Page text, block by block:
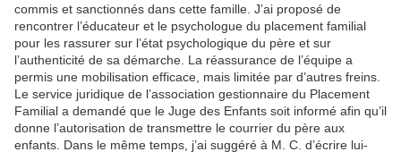
commis et sanctionnés dans cette famille. J’ai proposé de
rencontrer l’éducateur et le psychologue du placement familial
pour les rassurer sur l’état psychologique du père et sur
l’authenticité de sa démarche. La réassurance de l’équipe a
permis une mobilisation efficace, mais limitée par d’autres freins.
Le service juridique de l’association gestionnaire du Placement
Familial a demandé que le Juge des Enfants soit informé afin qu’il
donne l’autorisation de transmettre le courrier du père aux
enfants. Dans le même temps, j’ai suggéré à M. C. d’écrire lui-